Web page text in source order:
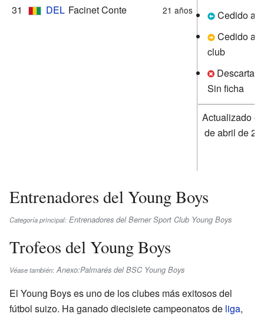
31 DEL Facinet Conte 21 años
Cedido al
Cedido a
club
Sin ficha
Actualizado el
de abril de
Entrenadores del Young Boys
Categoría principal: Entrenadores del Berner Sport Club Young Boys
Trofeos del Young Boys
Véase también: Anexo:Palmarés del BSC Young Boys
El Young Boys es uno de los clubes más exitosos del
fútbol suizo. Ha ganado diecisiete campeonatos de liga,